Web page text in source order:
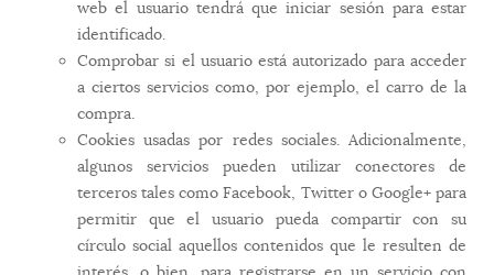
web el usuario tendrá que iniciar sesión para estar
identificado.
Comprobar si el usuario está autorizado para acceder
a ciertos servicios como, por ejemplo, el carro de la
compra.
Cookies usadas por redes sociales. Adicionalmente,
algunos servicios pueden utilizar conectores de
terceros tales como Facebook, Twitter o Google+ para
permitir que el usuario pueda compartir con su
círculo social aquellos contenidos que le resulten de